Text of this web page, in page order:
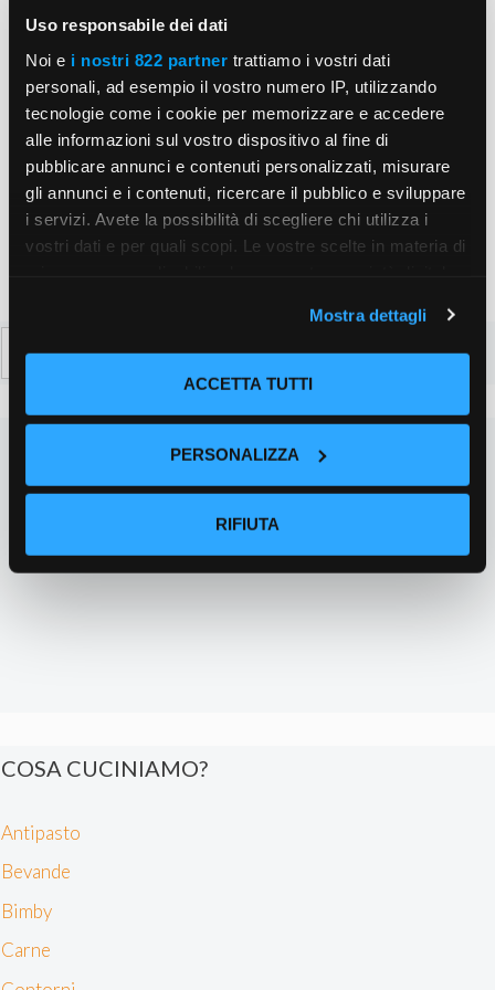
Uso responsabile dei dati
Noi e i nostri 822 partner trattiamo i vostri dati
personali, ad esempio il vostro numero IP, utilizzando
tecnologie come i cookie per memorizzare e accedere
alle informazioni sul vostro dispositivo al fine di
pubblicare annunci e contenuti personalizzati, misurare
gli annunci e i contenuti, ricercare il pubblico e sviluppare
i servizi. Avete la possibilità di scegliere chi utilizza i
vostri dati e per quali scopi. Le vostre scelte in materia di
modificare o revocare il proprio consenso in qualsiasi
momento dalla Dichiarazione sui cookie o facendo clic
sull'icona di attivazione della privacy.
Con il tuo consenso, vorremmo anche:
raccogliere informazioni sulla tua posizione
geografica, con un'approssimazione di qualche
Noi e i nostri partner trattiamo i tuoi dati personali, ad
memorizzare e accedere alle informazioni sul tuo
dispositivo. Ciò è finalizzato a pubblicare annunci e
analizzare gli utenti e sviluppare il prodotto. Puoi
scegliere chi utilizza i tuoi dati e per quali scopi.
Mostra dettagli
ACCETTA TUTTI
PERSONALIZZA
RIFIUTA
Sito
web
Salva il mio nome, email e sito web in questo
browser per la prossima volta che commento.
COSA CUCINIAMO?
Antipasto
Bevande
Bimby
Carne